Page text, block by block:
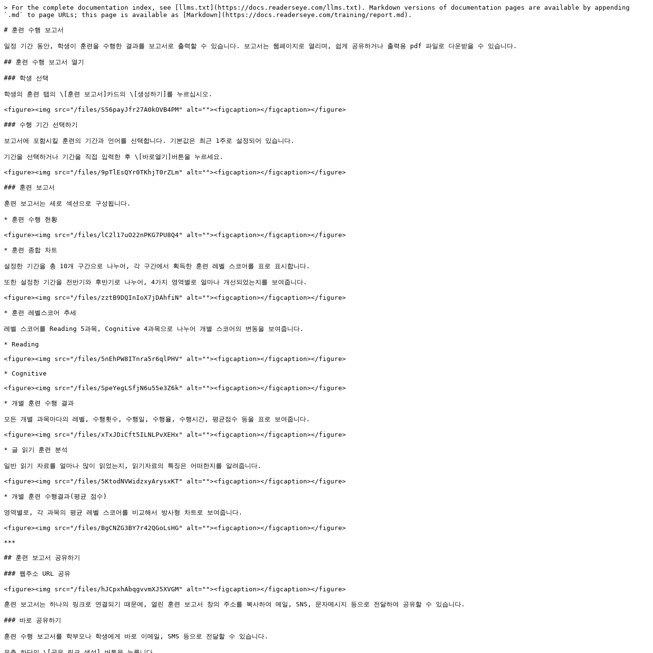
> For the complete documentation index, see [llms.txt](https://docs.readerseye.com/llms.txt). Markdown versions of documentation pages are available by appending
`.md` to page URLs; this page is available as [Markdown](https://docs.readerseye.com/training/report.md).
# 훈련 수행 보고서
일정 기간 동안, 학생이 훈련을 수행한 결과를 보고서로 출력할 수 있습니다. 보고서는 웹페이지로 열리며, 쉽게 공유하거나 출력용 pdf 파일로 다운받을 수 있습니다.
## 훈련 수행 보고서 열기
### 학생 선택
학생의 훈련 탭의 \[훈련 보고서]카드의 \[생성하기]를 누르십시오.
<figure><img src="/files/S56payJfr27A0kOVB4PM" alt=""><figcaption></figcaption></figure>
### 수행 기간 선택하기
보고서에 포함시킬 훈련의 기간과 언어를 선택합니다. 기본값은 최근 1주로 설정되어 있습니다.
기간을 선택하거나 기간을 직접 입력한 후 \[바로열기]버튼을 누르세요.
<figure><img src="/files/9pTlEsQYr0TKhjT0rZLm" alt=""><figcaption></figcaption></figure>
### 훈련 보고서
훈련 보고서는 세로 섹션으로 구성됩니다.
* 훈련 수행 현황
<figure><img src="/files/lC2l17uO22nPKG7PU8Q4" alt=""><figcaption></figcaption></figure>
* 훈련 종합 차트
설정한 기간을 총 10개 구간으로 나누어, 각 구간에서 획득한 훈련 레벨 스코어를 표로 표시합니다.
또한 설정한 기간을 전반기와 후반기로 나누어, 4가지 영역별로 얼마나 개선되었는지를 보여줍니다.
<figure><img src="/files/zztB9DQInIoX7jDAhfiN" alt=""><figcaption></figcaption></figure>
* 훈련 레벨스코어 추세
레벨 스코어를 Reading 5과목, Cognitive 4과목으로 나누어 개별 스코어의 변동을 보여줍니다.
* Reading
<figure><img src="/files/5nEhPW8ITnra5r6qlPHV" alt=""><figcaption></figcaption></figure>
* Cognitive
<figure><img src="/files/SpeYegLSfjN6u55e3Z6k" alt=""><figcaption></figcaption></figure>
* 개별 훈련 수행 결과
모든 개별 과목마다의 레벨, 수행횟수, 수행일, 수행율, 수행시간, 평균점수 등을 표로 보여줍니다.
<figure><img src="/files/xTxJDiCft5ILNLPvXEHx" alt=""><figcaption></figcaption></figure>
* 글 읽기 훈련 분석
일반 읽기 자료를 얼마나 많이 읽었는지, 읽기자료의 특징은 어떠한지를 알려줍니다.
<figure><img src="/files/5KtodNVWidzxyArysxKT" alt=""><figcaption></figcaption></figure>
* 개별 훈련 수행결과(평균 점수)
영역별로, 각 과목의 평균 레벨 스코어를 비교해서 방사형 차트로 보여줍니다.
<figure><img src="/files/BgCNZG3BY7r42QGoLsHG" alt=""><figcaption></figcaption></figure>
***
## 훈련 보고서 공유하기
### 웹주소 URL 공유
<figure><img src="/files/hJCpxhAbqgvvmXJ5XVGM" alt=""><figcaption></figcaption></figure>
훈련 보고서는 하나의 링크로 연결되기 때문에, 열린 훈련 보고서 창의 주소를 복사하여 메일, SNS, 문자메시지 등으로 전달하여 공유할 수 있습니다.
### 바로 공유하기
훈련 수행 보고서를 학부모나 학생에게 바로 이메일, SMS 등으로 전달할 수 있습니다.